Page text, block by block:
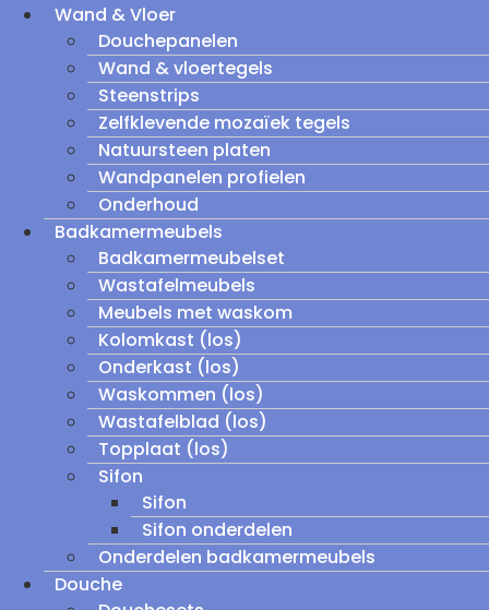
Wand & Vloer
Douchepanelen
Wand & vloertegels
Steenstrips
Zelfklevende mozaïek tegels
Natuursteen platen
Wandpanelen profielen
Onderhoud
Badkamermeubels
Badkamermeubelset
Wastafelmeubels
Meubels met waskom
Kolomkast (los)
Onderkast (los)
Waskommen (los)
Wastafelblad (los)
Topplaat (los)
Sifon
Sifon
Sifon onderdelen
Onderdelen badkamermeubels
Douche